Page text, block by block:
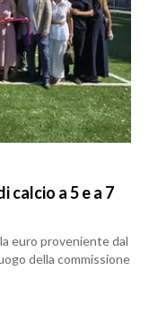
calcio a 5 e a 7
euro proveniente dal
della commissione